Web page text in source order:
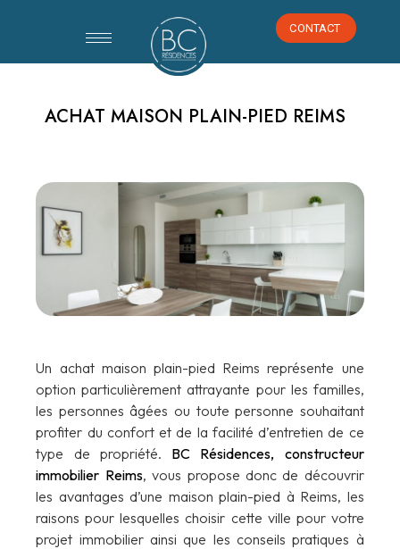
CONTACT
CONTACT
ACHAT MAISON PLAIN-PIED REIMS
Un achat maison plain-pied Reims représente une
option particulièrement attrayante pour les familles,
les personnes âgées ou toute personne souhaitant
profiter du confort et de la facilité d’entretien de ce
type de propriété. BC Résidences, constructeur
immobilier Reims, vous propose donc de découvrir
les avantages d’une maison plain-pied à Reims, les
raisons pour lesquelles choisir cette ville pour votre
projet immobilier ainsi que les conseils pratiques à